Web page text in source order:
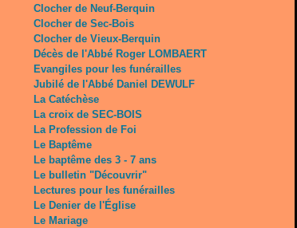
Clocher de Neuf-Berquin
Clocher de Sec-Bois
Clocher de Vieux-Berquin
Décès de l'Abbé Roger LOMBAERT
Evangiles pour les funérailles
Jubilé de l'Abbé Daniel DEWULF
La Catéchèse
La croix de SEC-BOIS
La Profession de Foi
Le Baptême
Le baptême des 3 - 7 ans
Le bulletin "Découvrir"
Lectures pour les funérailles
Le Denier de l'Église
Le Mariage